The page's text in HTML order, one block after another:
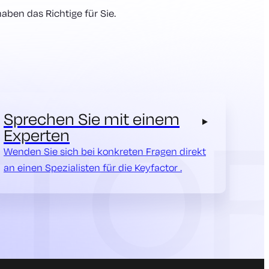
das Richtige für Sie.
Sprechen Sie mit einem
Experten
Wenden Sie sich bei konkreten Fragen direkt
an einen Spezialisten für die Keyfactor .